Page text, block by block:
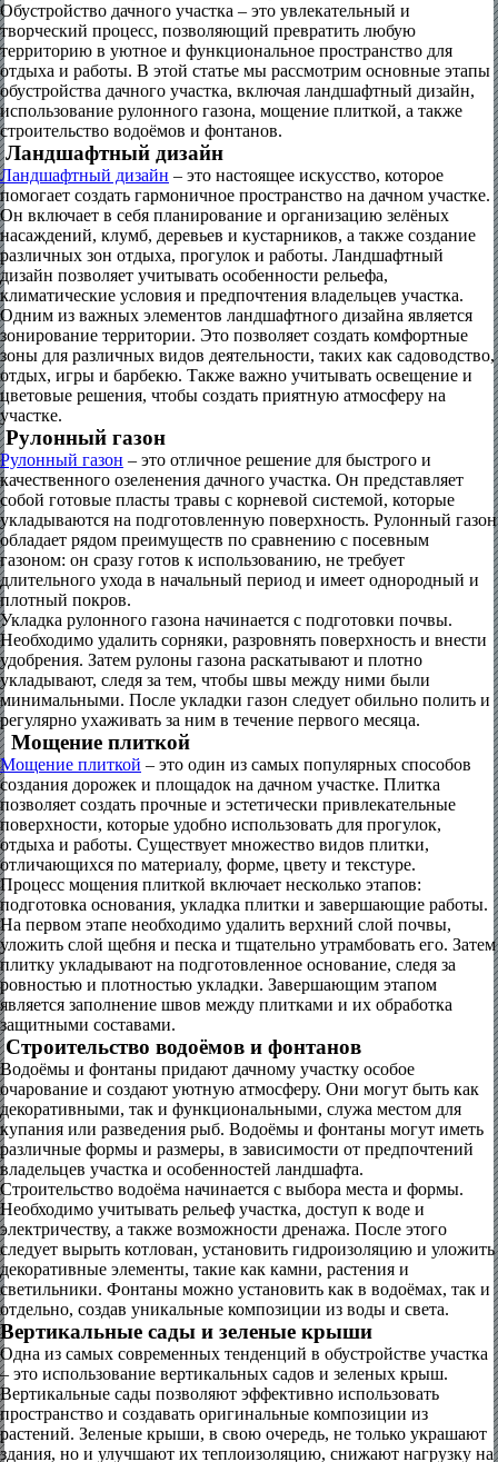
Обустройство дачного участка – это увлекательный и
творческий процесс, позволяющий превратить любую
территорию в уютное и функциональное пространство для
отдыха и работы. В этой статье мы рассмотрим основные этапы
обустройства дачного участка, включая ландшафтный дизайн,
использование рулонного газона, мощение плиткой, а также
строительство водоёмов и фонтанов.
Ландшафтный дизайн
Ландшафтный дизайн – это настоящее искусство, которое
помогает создать гармоничное пространство на дачном участке.
Он включает в себя планирование и организацию зелёных
насаждений, клумб, деревьев и кустарников, а также создание
различных зон отдыха, прогулок и работы. Ландшафтный
дизайн позволяет учитывать особенности рельефа,
климатические условия и предпочтения владельцев участка.
Одним из важных элементов ландшафтного дизайна является
зонирование территории. Это позволяет создать комфортные
зоны для различных видов деятельности, таких как садоводство,
отдых, игры и барбекю. Также важно учитывать освещение и
цветовые решения, чтобы создать приятную атмосферу на
участке.
Рулонный газон
Рулонный газон – это отличное решение для быстрого и
качественного озеленения дачного участка. Он представляет
собой готовые пласты травы с корневой системой, которые
укладываются на подготовленную поверхность. Рулонный газон
обладает рядом преимуществ по сравнению с посевным
газоном: он сразу готов к использованию, не требует
длительного ухода в начальный период и имеет однородный и
плотный покров.
Укладка рулонного газона начинается с подготовки почвы.
Необходимо удалить сорняки, разровнять поверхность и внести
удобрения. Затем рулоны газона раскатывают и плотно
укладывают, следя за тем, чтобы швы между ними были
минимальными. После укладки газон следует обильно полить и
регулярно ухаживать за ним в течение первого месяца.
Мощение плиткой
Мощение плиткой – это один из самых популярных способов
создания дорожек и площадок на дачном участке. Плитка
позволяет создать прочные и эстетически привлекательные
поверхности, которые удобно использовать для прогулок,
отдыха и работы. Существует множество видов плитки,
отличающихся по материалу, форме, цвету и текстуре.
Процесс мощения плиткой включает несколько этапов:
подготовка основания, укладка плитки и завершающие работы.
На первом этапе необходимо удалить верхний слой почвы,
уложить слой щебня и песка и тщательно утрамбовать его. Затем
плитку укладывают на подготовленное основание, следя за
ровностью и плотностью укладки. Завершающим этапом
является заполнение швов между плитками и их обработка
защитными составами.
Строительство водоёмов и фонтанов
Водоёмы и фонтаны придают дачному участку особое
очарование и создают уютную атмосферу. Они могут быть как
декоративными, так и функциональными, служа местом для
купания или разведения рыб. Водоёмы и фонтаны могут иметь
различные формы и размеры, в зависимости от предпочтений
владельцев участка и особенностей ландшафта.
Строительство водоёма начинается с выбора места и формы.
Необходимо учитывать рельеф участка, доступ к воде и
электричеству, а также возможности дренажа. После этого
следует вырыть котлован, установить гидроизоляцию и уложить
декоративные элементы, такие как камни, растения и
светильники. Фонтаны можно установить как в водоёмах, так и
отдельно, создав уникальные композиции из воды и света.
Вертикальные сады и зеленые крыши
Одна из самых современных тенденций в обустройстве участка
– это использование вертикальных садов и зеленых крыш.
Вертикальные сады позволяют эффективно использовать
пространство и создавать оригинальные композиции из
растений. Зеленые крыши, в свою очередь, не только украшают
здания, но и улучшают их теплоизоляцию, снижают нагрузку на